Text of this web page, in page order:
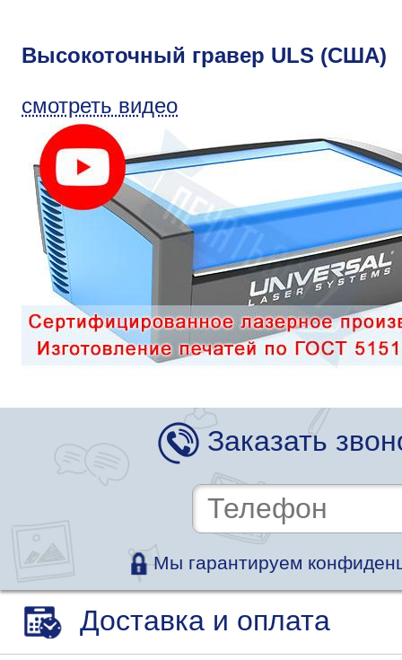
Высокоточный гравер ULS (США)
смотреть видео
Заказать
Мы гарантируем
Доставка и оплата